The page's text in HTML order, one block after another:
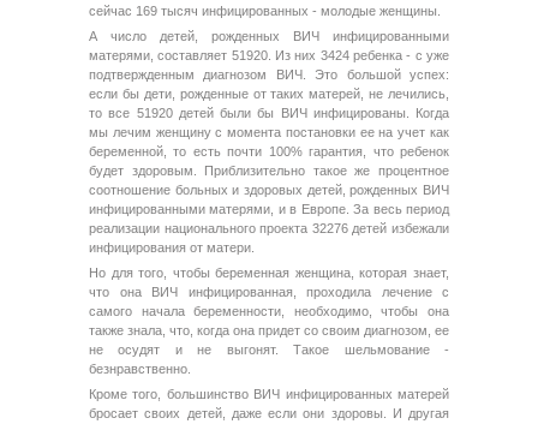
сейчас 169 тысяч инфицированных - молодые женщины.
А число детей, рожденных ВИЧ инфицированными
матерями, составляет 51920. Из них 3424 ребенка - с уже
подтвержденным диагнозом ВИЧ. Это большой успех:
если бы дети, рожденные от таких матерей, не лечились,
то все 51920 детей были бы ВИЧ инфицированы. Когда
мы лечим женщину с момента постановки ее на учет как
беременной, то есть почти 100% гарантия, что ребенок
будет здоровым. Приблизительно такое же процентное
соотношение больных и здоровых детей, рожденных ВИЧ
инфицированными матерями, и в Европе. За весь период
реализации национального проекта 32276 детей избежали
инфицирования от матери.
Но для того, чтобы беременная женщина, которая знает,
что она ВИЧ инфицированная, проходила лечение с
самого начала беременности, необходимо, чтобы она
также знала, что, когда она придет со своим диагнозом, ее
не осудят и не выгонят. Такое шельмование -
безнравственно.
Кроме того, большинство ВИЧ инфицированных матерей
бросает своих детей, даже если они здоровы. И другая